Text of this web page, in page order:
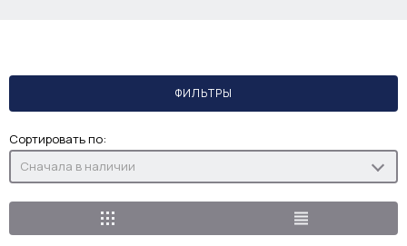
ФИЛЬТРЫ
Сортировать по:
Сначала в наличии